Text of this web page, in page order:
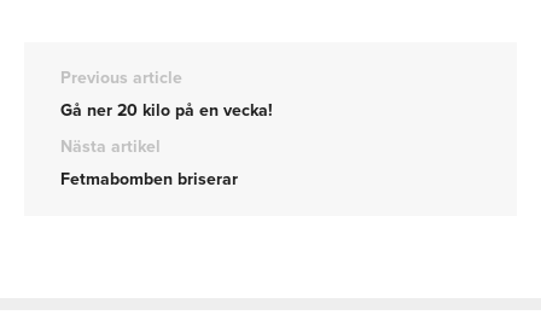
Previous article
Gå ner 20 kilo på en vecka!
Nästa artikel
Fetmabomben briserar